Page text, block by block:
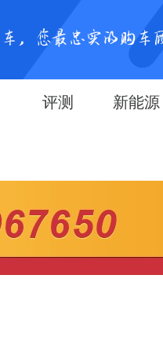
评测 新能源